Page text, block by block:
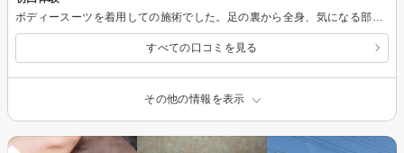
すべての口コミを見る
その他の情報を表示